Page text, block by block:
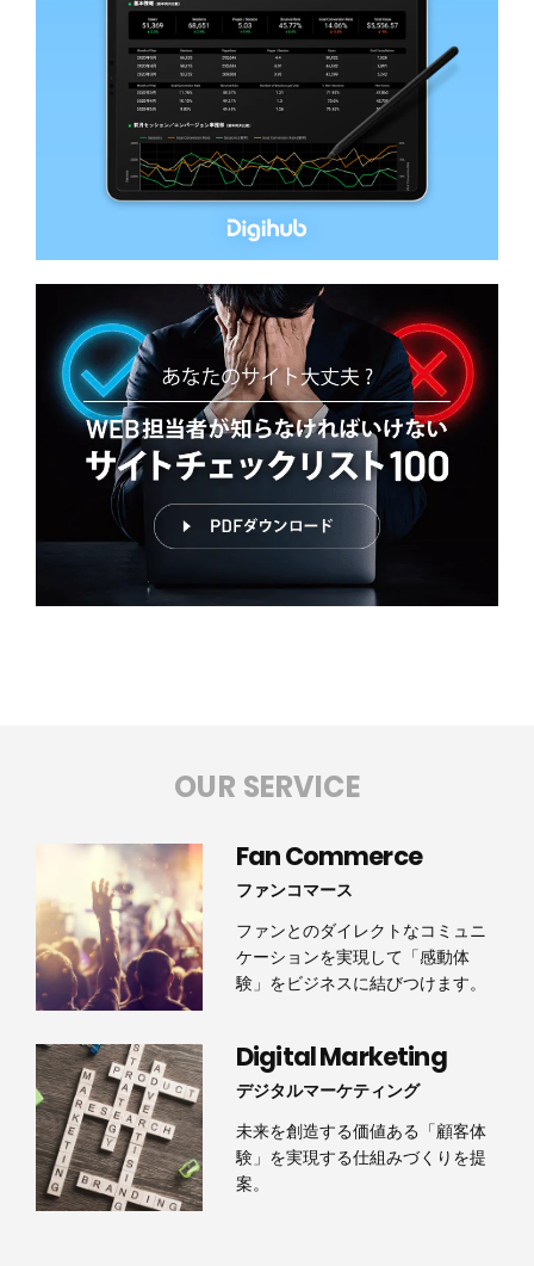
OUR SERVICE
Fan Commerce
ファンコマース
ファンとのダイレクトなコミュニ
ケーションを実現して「感動体
験」をビジネスに結びつけます。
Digital Marketing
デジタルマーケティング
未来を創造する価値ある「顧客体
験」を実現する仕組みづくりを提
案。